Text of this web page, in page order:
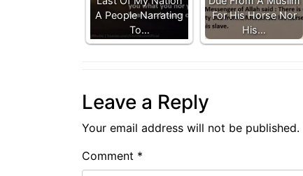
A People Narrating
To…
For His Horse Nor
His…
Leave a Reply
Your email address will not be published.
Comment *